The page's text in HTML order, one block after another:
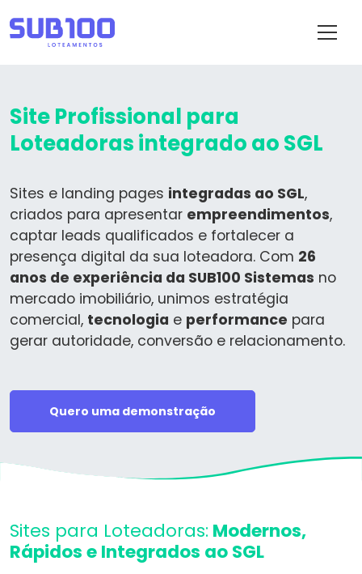
Site Profissional para
Loteadoras integrado ao SGL
Sites e landing pages integradas ao SGL,
criados para apresentar empreendimentos,
captar leads qualificados e fortalecer a
presença digital da sua loteadora. Com 26
anos de experiência da SUB100 Sistemas no
mercado imobiliário, unimos estratégia
comercial, tecnologia e performance para
gerar autoridade, conversão e relacionamento.
Quero uma demonstração
Sites para Loteadoras: Modernos,
Rápidos e Integrados ao SGL